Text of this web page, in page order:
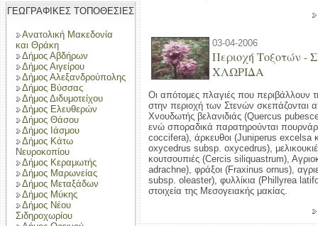
ΓΕΩΓΡΑΦΙΚΕΣ ΤΟΠΟΘΕΣΙΕΣ
Ανατολική Μακεδονία
και Θράκη
Δήμος Αβδήρων
Δήμος Αιγείρου
Δήμος Αλεξανδρούπολης
Δήμος Βύσσας
Δήμος Διδυμοτείχου
Δήμος Ελευθερών
Δήμος Θάσου
Δήμος Ιάσμου
Δήμος Κάτω
Νευροκοπίου
Δήμος Κεραμωτής
Δήμος Μαρωνείας
Δήμος Μεταξάδων
Δήμος Μύκης
Δήμος Νέου
Σιδηροχωρίου
03-04-2006
Περιοχή Τοξοτών -
ΧΛΩΡΙΔΑ
Οι απότομες πλαγιές που περιβάλλουν
στην περιοχή των Στενών σκεπάζονται
Χνουδωτής βελανιδιάς (Quercus
ενώ σποραδικά παρατηρούνται
coccifera), άρκευθοι (Juniperus excelsa
oxycedrus subsp. oxycedrus),
κουτσουπιές (Cercis siliquastrum),
adrachne), φράξοι (Fraxinus ornus),
subsp. oleaster), φυλλίκια (Phillyrea
στοιχεία της Μεσογειακής μακίας.